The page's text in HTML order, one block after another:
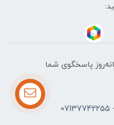
ساعت شبانه‌روز پاسخگوی شما